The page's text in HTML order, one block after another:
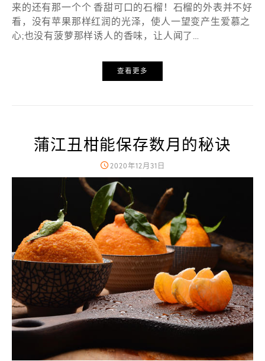
来的还有那一个个 香甜可口的石榴！石榴的外表并不好
看，没有苹果那样红润的光泽，使人一望变产生爱慕之
心;也没有菠萝那样诱人的香味，让人闻了…
查看更多
蒲江丑柑能保存数月的秘诀
2020年12月31日